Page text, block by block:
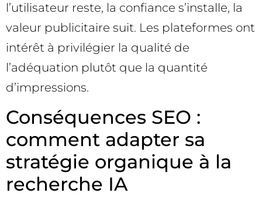
l’utilisateur reste, la confiance s’installe, la
valeur publicitaire suit. Les plateformes ont
intérêt à privilégier la qualité de
l’adéquation plutôt que la quantité
d’impressions.
Conséquences SEO :
comment adapter sa
stratégie organique à la
recherche IA